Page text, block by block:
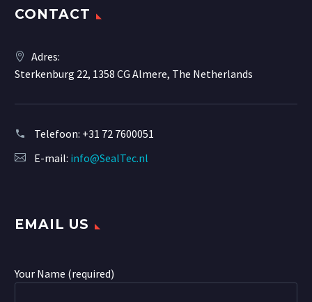
CONTACT
Adres:
Sterkenburg 22, 1358 CG Almere, The Netherlands
Telefoon: +31 72 7600051
E-mail: info@SealTec.nl
EMAIL US
Your Name (required)